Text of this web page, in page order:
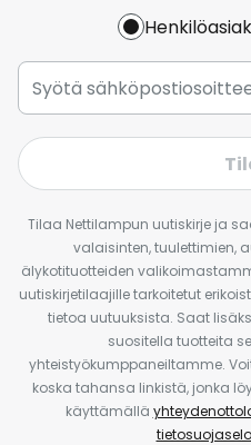
Tilaa Nettilampun uutiskirje ja
valaisinten, tuulettimien,
älykotituotteiden
uutiskirjetilaajille tarkoitetut
tietoa uutuuksista. Saat
suositella tuotteita
yhteistyökumppaneiltamme.
koska tahansa linkistä, jonka
käyttämällä